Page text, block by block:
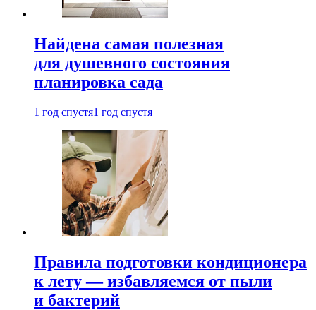
Найдена самая полезная
для душевного состояния
планировка сада
1 год спустя1 год спустя
Правила подготовки кондиционера
к лету — избавляемся от пыли
и бактерий